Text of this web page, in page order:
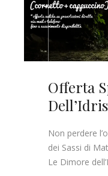
Offerta
Non perdere
dei Sassi di
Le Dimore